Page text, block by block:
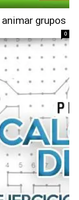
grupos
0